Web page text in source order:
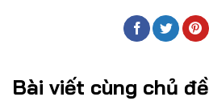
Bài viết cùng chủ đề